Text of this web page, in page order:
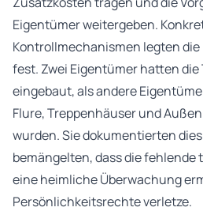
Eigentümer weitergeben.
Kontrollmechanismen legten
fest. Zwei Eigentümer hatten
eingebaut, als andere
Flure, Treppenhäuser und
wurden. Sie dokumentierten
bemängelten, dass die
eine heimliche Überwachung
Persönlichkeitsrechte verletze.